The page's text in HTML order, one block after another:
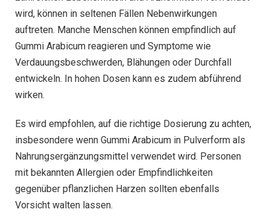
wird, können in seltenen Fällen Nebenwirkungen
auftreten. Manche Menschen können empfindlich auf
Gummi Arabicum reagieren und Symptome wie
Verdauungsbeschwerden, Blähungen oder Durchfall
entwickeln. In hohen Dosen kann es zudem abführend
wirken.
Es wird empfohlen, auf die richtige Dosierung zu achten,
insbesondere wenn Gummi Arabicum in Pulverform als
Nahrungsergänzungsmittel verwendet wird. Personen
mit bekannten Allergien oder Empfindlichkeiten
gegenüber pflanzlichen Harzen sollten ebenfalls
Vorsicht walten lassen.